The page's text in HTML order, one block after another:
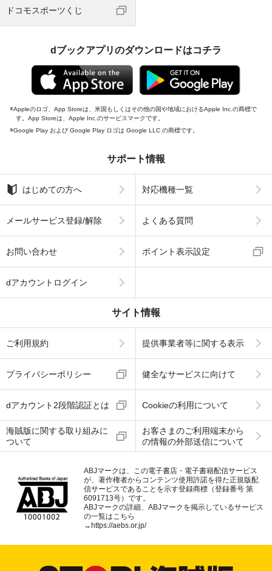
ドコモスポーツくじ
dブックアプリのダウンロードはコチラ
Appleのロゴ、App Storeは、米国もしくはその他の国や地域におけるApple Inc.の商標で
す。App Storeは、Apple Inc.のサービスマークです。
Google Play および Google Play ロゴは Google LLC の商標です。
サポート情報
はじめての方へ 対応機種一覧
メールサービス登録/解除 よくある質問
お問い合わせ ポイント表示設定
dアカウントログイン
サイト情報
ご利用規約 提供事業者等に関する表示
プライバシーポリシー 健全なサービスに向けて
dアカウント2段階認証とは Cookieの利用について
海賊版に関する取り組みに
ついて
お客さまのご利用端末から
の情報の外部送信について
ABJマークは、この電子書店・電子書籍配信サービス
が、著作権者からコンテンツ使用許諾を得た正規版配
信サービスであることを示す登録商標（登録番号 第
6091713号）です。
ABJマークの詳細、ABJマークを掲示しているサービス
の一覧はこちら
→ https://aebs.or.jp/